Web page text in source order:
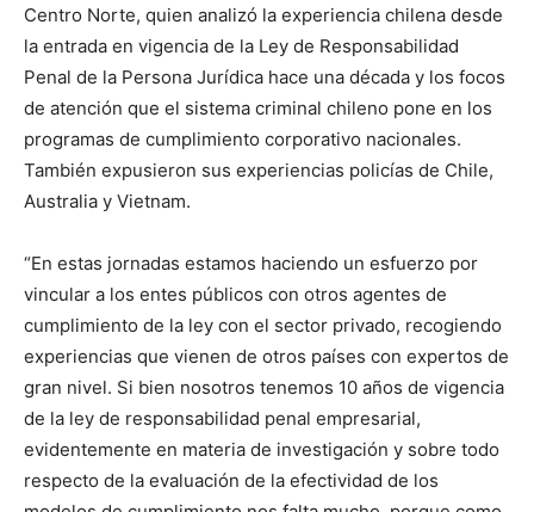
Centro Norte, quien analizó la experiencia chilena desde
la entrada en vigencia de la Ley de Responsabilidad
Penal de la Persona Jurídica hace una década y los focos
de atención que el sistema criminal chileno pone en los
programas de cumplimiento corporativo nacionales.
También expusieron sus experiencias policías de Chile,
Australia y Vietnam.
“En estas jornadas estamos haciendo un esfuerzo por
vincular a los entes públicos con otros agentes de
cumplimiento de la ley con el sector privado, recogiendo
experiencias que vienen de otros países con expertos de
gran nivel. Si bien nosotros tenemos 10 años de vigencia
de la ley de responsabilidad penal empresarial,
evidentemente en materia de investigación y sobre todo
respecto de la evaluación de la efectividad de los